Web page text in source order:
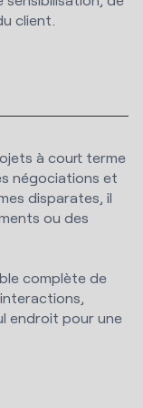
client.
à court terme
négociations et
disparates, il
ou des
complète de
endroit pour une